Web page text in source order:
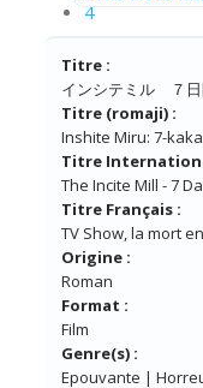
4
5
Titre :
インシテミル ７日
Titre (romaji) :
Inshite Miru: 7-
Titre
The Incite Mill - 7
Titre Français :
TV Show, la mort
Origine :
Roman
Format :
Film
Genre(s) :
Epouvante |